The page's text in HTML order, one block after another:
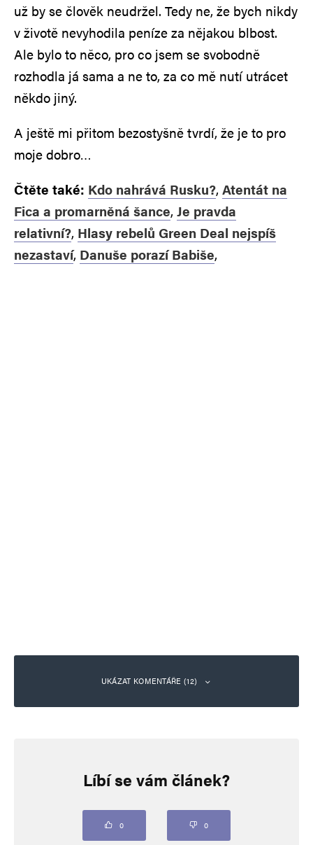
už by se člověk neudržel. Tedy ne, že bych nikdy
v životě nevyhodila peníze za nějakou blbost.
Ale bylo to něco, pro co jsem se svobodně
rozhodla já sama a ne to, za co mě nutí utrácet
někdo jiný.
A ještě mi přitom bezostyšně tvrdí, že je to pro
moje dobro…
Čtěte také: Kdo nahrává Rusku?, Atentát na
Fica a promarněná šance, Je pravda
relativní?, Hlasy rebelů Green Deal nejspíš
nezastaví, Danuše porazí Babiše,
UKÁZAT KOMENTÁŘE (12)
10. 7. 2024 (17:02)
v=i5qkmt3WP90
Líbí se vám článek?
0 0